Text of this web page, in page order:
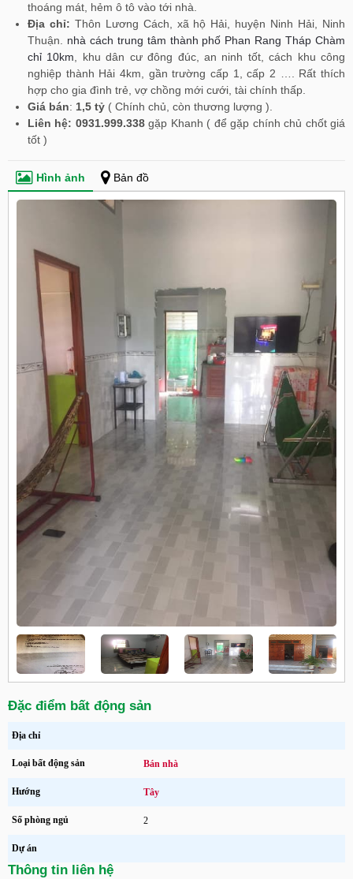
thoáng mát, hẻm ô tô vào tới nhà.
Địa chỉ: Thôn Lương Cách, xã hộ Hải, huyện Ninh Hải, Ninh
Thuận. nhà cách trung tâm thành phố Phan Rang Tháp Chàm
chỉ 10km , khu dân cư đông đúc, an ninh tốt, cách khu công
nghiệp thành Hải 4km, gần trường cấp 1, cấp 2 …. Rất thích
hợp cho gia đình trẻ, vợ chồng mới cưới, tài chính thấp.
Giá bán: 1,5 tỷ ( Chính chủ, còn thương lượng ).
Liên hệ: 0931.999.338gặp Khanh ( để gặp chính chủ chốt giá
tốt )
Hình ảnh Bản đồ
Đặc điểm bất động sản
Địa chỉ
Loại bất động sản Bán nhà
Hướng Tây
Số phòng ngủ 2
Dự án
Thông tin liên hệ